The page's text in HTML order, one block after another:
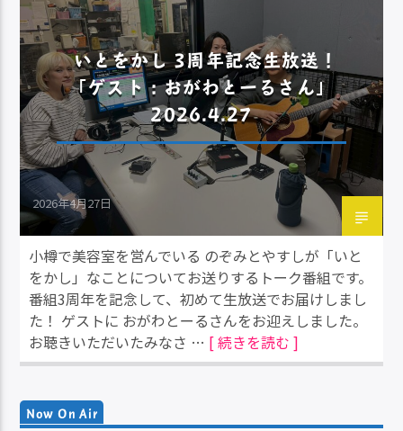
いとをかし 3周年記念生放送！
「ゲスト：おがわとーるさん」
2026.4.27
2026年4月27日
小樽で美容室を営んでいる のぞみとやすしが「いと
をかし」なことについてお送りするトーク番組です。
番組3周年を記念して、初めて生放送でお届けしまし
た！ ゲストに おがわとーるさんをお迎えしました。
お聴きいただいたみなさ … [ 続きを読む ]
Now On Air